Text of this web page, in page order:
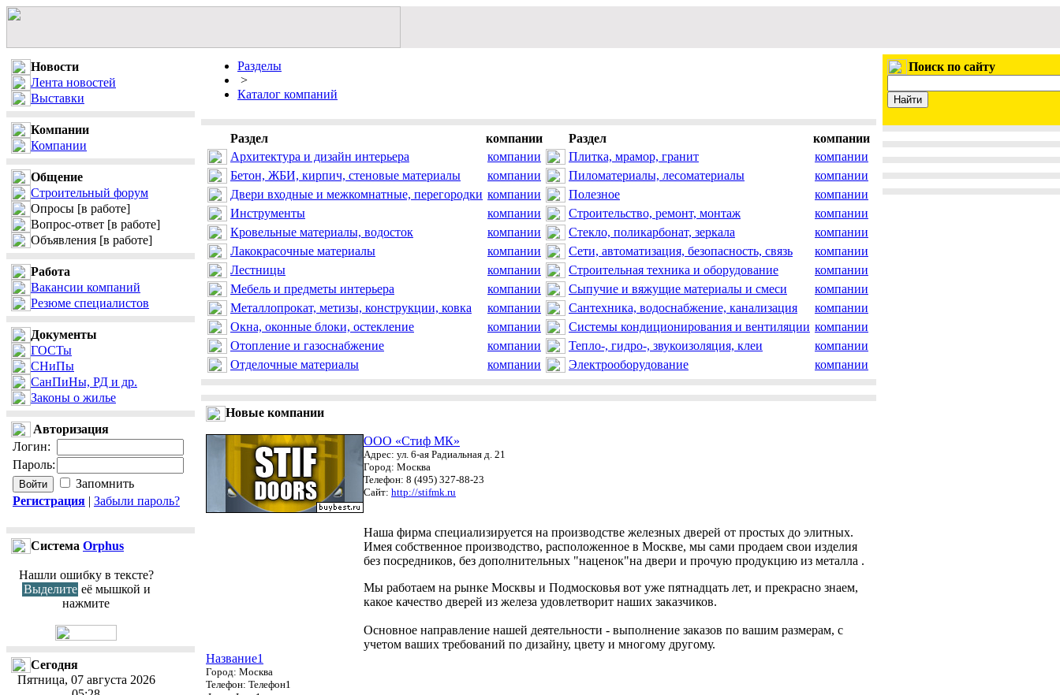
Новости
Лента новостей
Выставки
Компании
Компании
Общение
Строительный форум
Опросы [в работе]
Вопрос-ответ [в работе]
Объявления [в работе]
Работа
Вакансии компаний
Резюме специалистов
Документы
ГОСТы
СНиПы
СанПиНы, РД и др.
Законы о жилье
Авторизация
Логин:
Пароль:
Запомнить
Регистрация | Забыли пароль?
Cистема Orphus
Нашли ошибку в тексте?
Выделите её мышкой и
нажмите
Сегодня
Пятница, 07 августа 2026
Разделы
>
Каталог компаний
Раздел
компании
Архитектура и дизайн интерьера
компании
Бетон, ЖБИ, кирпич, стеновые материалы
компании
Двери входные и межкомнатные, перегородки компании
Инструменты
компании
Кровельные материалы, водосток
компании
Лакокрасочные материалы
компании
Лестницы
компании
Мебель и предметы интерьера
компании
Металлопрокат, метизы, конструкции, ковка
компании
Окна, оконные блоки, остекление
компании
Отопление и газоснабжение
компании
Отделочные материалы
компании
Раздел
компании
Плитка, мрамор, гранит
компании
Пиломатериалы, лесоматериалы
компании
Полезное
компании
Строительство, ремонт, монтаж
компании
Стекло, поликарбонат, зеркала
компании
Сети, автоматизация, безопасность, связь
компании
Строительная техника и оборудование
компании
Сыпучие и вяжущие материалы и смеси
компании
Сантехника, водоснабжение, канализация
компании
Системы кондиционирования и вентиляции компании
Тепло-, гидро-, звукоизоляция, клеи
компании
Электрооборудование
компании
Новые компании
ООО «Стиф МК»
Адрес: ул. 6-ая Радиальная д. 21
Город: Москва
Телефон: 8 (495) 327-88-23
Сайт: http://stifmk.ru
Наша фирма специализируется на производстве железных дверей от простых до элитных.
Имея собственное производство, расположенное в Москве, мы сами продаем свои изделия
без посредников, без дополнительных "наценок"на двери и прочую продукцию из металла .
Мы работаем на рынке Москвы и Подмосковья вот уже пятнадцать лет, и прекрасно знаем,
какое качество дверей из железа удовлетворит наших заказчиков.
Основное направление нашей деятельности - выполнение заказов по вашим размерам, с
учетом ваших требований по дизайну, цвету и многому другому.
Название1
Город: Москва
Телефон: Телефон1
Поиск по сайту